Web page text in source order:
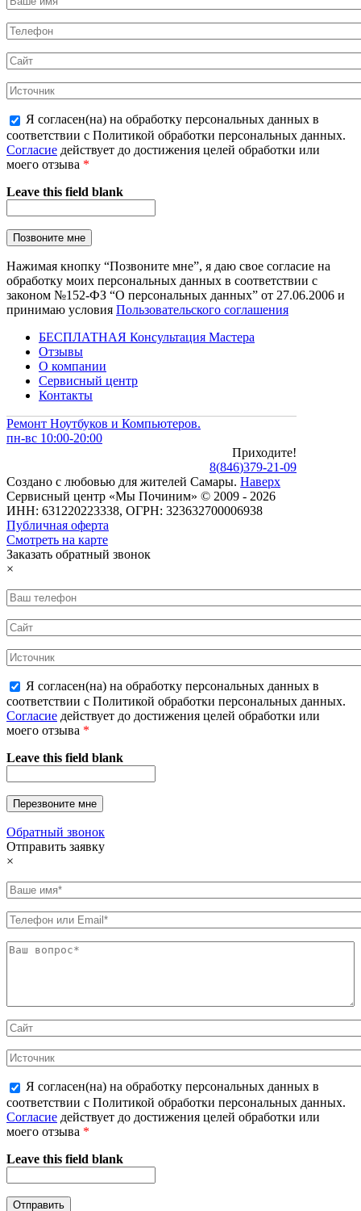
Я согласен(на) на обработку персональных данных в
соответствии с Политикой обработки персональных данных.
Согласие действует до достижения целей обработки или
моего отзыва *
Leave this field blank
Нажимая кнопку “Позвоните мне”, я даю свое согласие на
обработку моих персональных данных в соответствии с
законом №152-ФЗ “О персональных данных” от 27.06.2006 и
принимаю условия Пользовательского соглашения
БЕСПЛАТНАЯ Консультация Мастера
Отзывы
О компании
Сервисный центр
Контакты
Ремонт Ноутбуков и Компьютеров.
пн-вс 10:00-20:00
Приходите!
8(846)379-21-09
Создано с любовью для жителей Самары. Наверх
Сервисный центр «Мы Починим» © 2009 - 2026
ИНН: 631220223338, ОГРН: 323632700006938
Публичная оферта
Смотреть на карте
Заказать обратный звонок
×
Я согласен(на) на обработку персональных данных в
соответствии с Политикой обработки персональных данных.
Согласие действует до достижения целей обработки или
моего отзыва *
Leave this field blank
Обратный звонок
Отправить заявку
×
Я согласен(на) на обработку персональных данных в
соответствии с Политикой обработки персональных данных.
Согласие действует до достижения целей обработки или
моего отзыва *
Leave this field blank